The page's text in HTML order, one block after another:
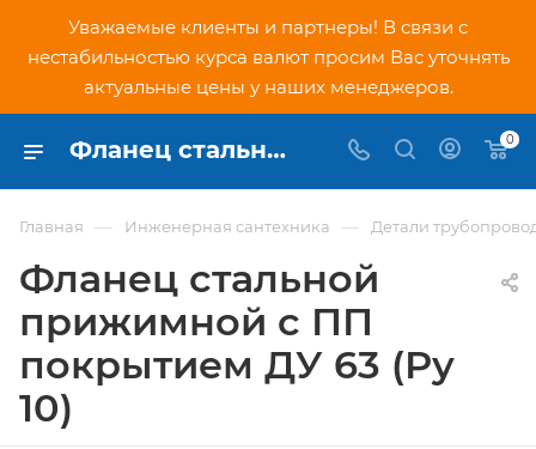
Уважаемые клиенты и партнеры! В связи с
нестабильностью курса валют просим Вас уточнять
актуальные цены у наших менеджеров.
Фланец стальной прижимной c ПП покрытием ДУ 63 (Ру 10) - купить по низкой цене в Москве, интернет-магазин PNDtech.ru 0
Главная — Инженерная сантехника — Детали
Фланец стальной
прижимной c ПП
покрытием ДУ 63 (Ру
10)